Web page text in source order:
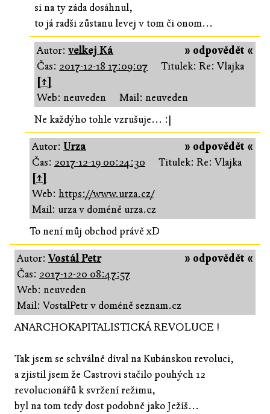
si na ty záda dosáhnul,
to já radši zůstanu levej v tom či onom...
» odpovědět «
Autor:velkej Ká
Čas: 2017-12-18 17:09:07
Titulek: Re: Vlajka
[↑]
Web: neuveden
Mail: neuveden
Ne každýho tohle vzrušuje... :|
» odpovědět «
Autor: Urza
Čas: 2017-12-19 00:24:30
Titulek: Re: Vlajka
[↑]
Web: https://www.urza.cz/
Mail: urza v doméně urza.cz
To není můj obchod právě xD
» odpovědět «
Autor:Vostál Petr
Čas: 2017-12-20 08:47:57
Web: neuveden
Mail: VostalPetr v doméně seznam.cz
ANARCHOKAPITALISTICKÁ REVOLUCE !
Tak jsem se schválně díval na Kubánskou revoluci,
a zjistil jsem že Castrovi stačilo pouhých 12
revolucionářů k svržení režimu,
byl na tom tedy dost podobně jako Ježíš...